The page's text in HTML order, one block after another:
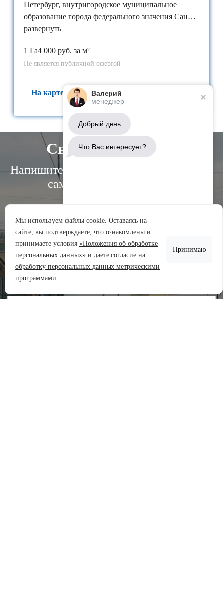
Петербург, внутригородское муниципальное
образование города федерального значения Санкт-
Петербурга​ поселок Петро-Славянка, территория
развернуть
1 Га4 000 руб. за м²
Не является публичной офертой
На карте
Свяжитесь с нами
Напишите нам, и мы свяжемся с вами в
самое ближайшее время:
Валерий
менеджер
Добрый день
Что Вас интересует?
Аренда участков
Продажа участков
Задать вопрос
Мы используем файлы cookie. Оставаясь на
сайте, вы подтверждаете, что ознакомлены и
принимаете условия «Положения об обработке
персональных данных» и даете согласие на
обработку персональных данных метрическими
программами.
Принимаю